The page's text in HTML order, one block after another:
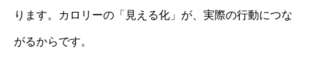
ります。カロリーの「見える化」が、実際の行動につな
がるからです。